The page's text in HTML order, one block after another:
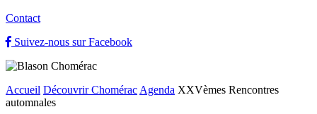
Contact
Suivez-nous sur Facebook
Accueil Découvrir Chomérac Agenda XXVèmes Rencontres
automnales